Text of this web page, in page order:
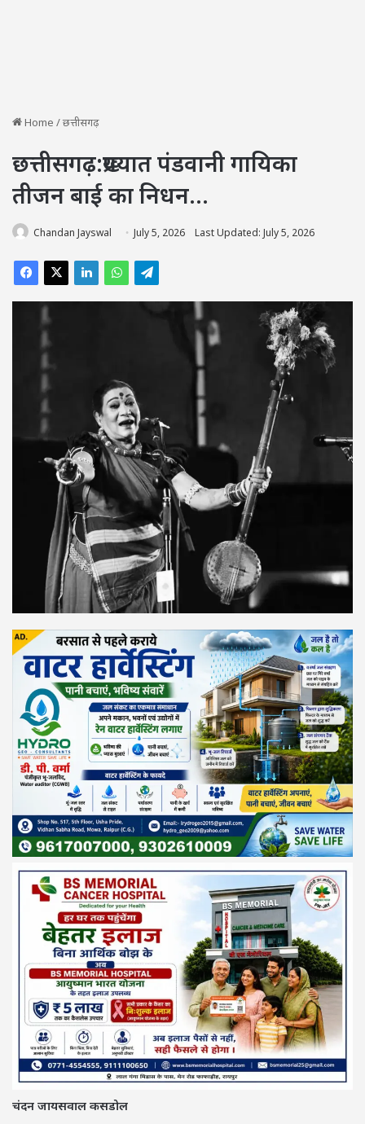
Home /छत्तीसगढ़
छत्तीसगढ़:प्रख्यात पंडवानी गायिका
तीजन बाई का निधन…
Chandan Jayswal July 5, 2026 Last Updated: July 5, 2026
चंदन जायसवाल कसडोल